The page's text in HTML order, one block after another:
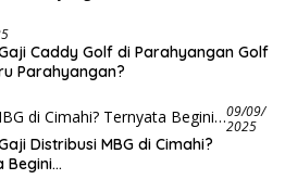
Caddy Golf di Parahyangan Golf
Parahyangan?
09/09/
2025
Distribusi MBG di Cimahi?
Begini…